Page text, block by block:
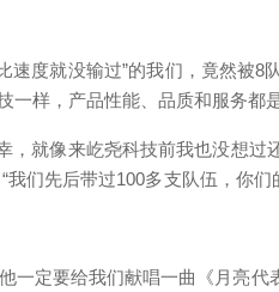
度就没输过”的我们，竟然被
样，产品性能、品质和服务都
就像来屹尧科技前我也没想
们先后带过100多支队伍，你
定要给我们献唱一曲《月亮